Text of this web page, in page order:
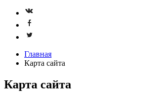
Главная
Карта сайта
Карта сайта